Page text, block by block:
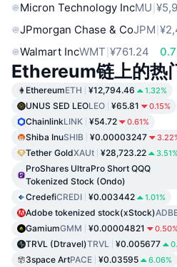
Micron Technology IncMU
JPmorgan Chase & CoJPM
Walmart IncWMT ¥761.24
Ethereum链上的热
EthereumETH ¥12,794.46 1.32%
UNUS SED LEOLEO ¥65.81 0.15%
ChainlinkLINK ¥54.72 0.61%
Shiba InuSHIB ¥0.00003247
Tether GoldXAUt ¥28,723.22
ProShares UltraPro Short QQQ
Tokenized Stock (Ondo)
CredefiCREDI ¥0.003442 1.01%
Adobe tokenized stock(xStock)
GamiumGMM ¥0.00004821
TRVL (Dtravel)TRVL ¥0.005677
3space ArtPACE ¥0.03595 6.06%